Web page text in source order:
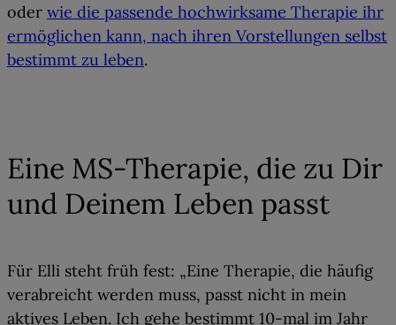
oder wie die passende hochwirksame Therapie ihr
ermöglichen kann, nach ihren Vorstellungen selbst
bestimmt zu leben.
Eine MS-Therapie, die zu Dir
und Deinem Leben passt
Für Elli steht früh fest: „Eine Therapie, die häufig
verabreicht werden muss, passt nicht in mein
aktives Leben. Ich gehe bestimmt 10-mal im Jahr